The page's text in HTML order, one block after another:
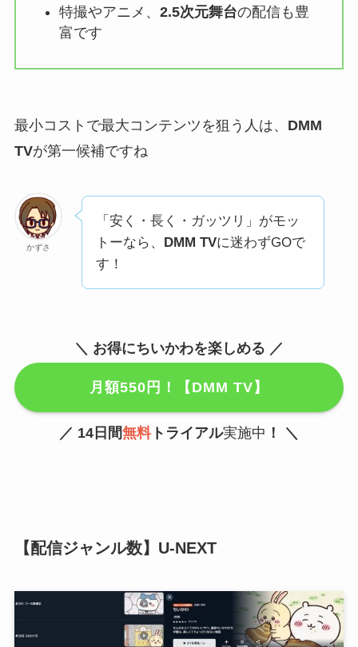
特撮やアニメ、 2.5次元舞台の配信も豊
富です
最小コストで最大コンテンツを狙う人は、 DMM
TVが第一候補ですね
かずさ
「安く・長く・ガッツリ」がモッ
トーなら、 DMM TVに迷わずGOで
す！
＼ お得にちいかわを楽しめる ／
月額550円！【DMM TV】
／ 14日間無料トライアル実施中 ！ ＼
【配信ジャンル数】U-NEXT